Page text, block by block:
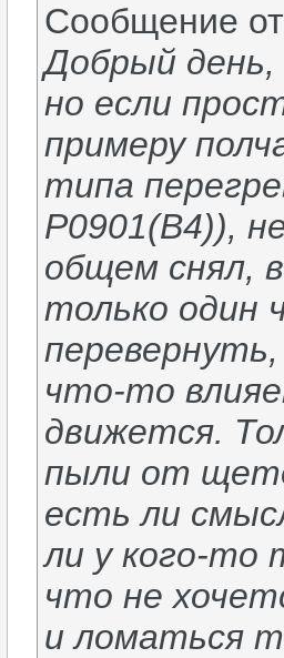
Сообщение
Добрый
но если
примеру
типа
P0901(B4)),
общем снял,
только один
что-то
движется.
пыли от
есть ли
ли у кого-то
что не
и ломаться